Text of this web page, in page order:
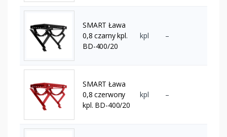
SMART Ława
0,8 czarny kpl.
BD-400/20
kpl –
SMART Ława
0,8 czerwony
kpl. BD-400/20
kpl –